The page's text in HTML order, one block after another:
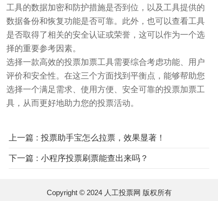
工具的数据加密和防护措施是否到位，以及工具提供的
数据备份和恢复功能是否可靠。此外，也可以查看工具
是否取得了相关的安全认证或荣誉，这可以作为一个选
择的重要参考因素。
选择一款高效的投票加票工具需要综合考虑功能、用户
评价和安全性。在这三个方面找到平衡点，能够帮助您
选择一个满足需求、使用方便、安全可靠的投票加票工
具，从而更好地助力您的投票活动。
上一篇 : 投票助手宝怎么拉票，效果显著！
下一篇 : 小程序投票刷票能查出来吗？
Copyright © 2024 人工投票网 版权所有